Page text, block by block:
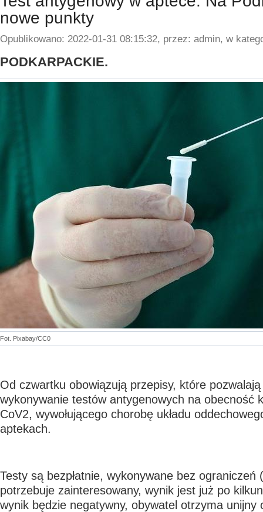
nowe punkty
Opublikowano: 2022-01-31 08:15:32, przez: admin, w
PODKARPACKIE.
Fot. Pixabay/CC0
Od czwartku obowiązują przepisy, które
wykonywanie testów antygenowych na obecność
CoV2, wywołującego chorobę układu
aptekach.
Testy są bezpłatnie, wykonywane bez ograniczeń
potrzebuje zainteresowany, wynik jest już po
wynik będzie negatywny, obywatel otrzyma unijny